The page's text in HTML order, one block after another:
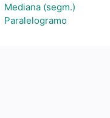
Mediana (segm.)
Paralelogramo